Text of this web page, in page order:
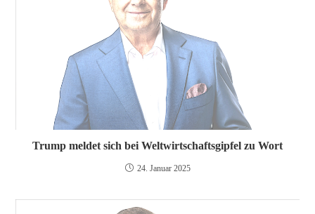
Trump meldet sich bei Weltwirtschaftsgipfel zu Wort
24. Januar 2025